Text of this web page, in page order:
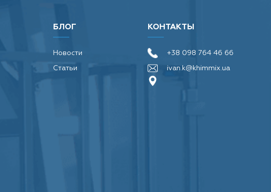
БЛОГ
Новости
Статьи
КОНТАКТЫ
+38 098 764 46 66
ivan.k@khimmix.ua